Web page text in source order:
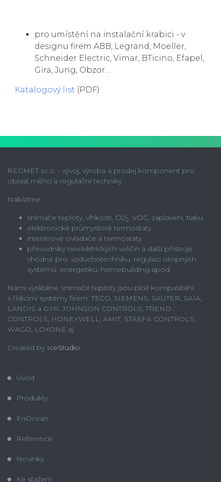
pro umístění na instalační krabici - v
designu firem ABB, Legrand, Moeller,
Schneider Electric, Vimar, BTicino, Efapel,
Gira, Jung, Obzor…
Katalogový list (PDF)
REGMET s.r.o. - vývoj, výroba a prodej komponent pro
oblast měřicí a regulační techniky
Nabízíme:
snímače teploty, vlhkosti, CO2, VOC, zaplavení, tlaku
elektronické průmyslové termostaty
interiérové ovladače a termostaty
převodníky neelektrických veličin a další přístroje
vhodné pro vzduchotechniku, regulaci otopných
systémů, energetiku, homebuilding apod.
Námi vyráběné snímače teploty jsou plně kompatibilní
s řídícími systémy firem: TECO, SIEMENS, SAUTER, SAIA,
LANDIS a GYR, JOHNSON CONTROLS, TREND
CONTROLS, HONEYWELL, AMIT, STAEFA CONTROLS,
WAGO, LOXONE aj.
Created by IceStudio.
Úvod
Produkty
EnOcean
Reference
Novinky
Ke stažení